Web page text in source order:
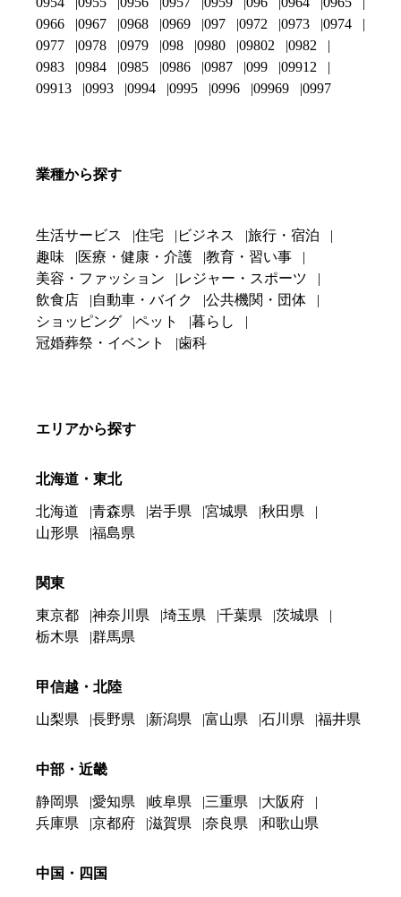
0966
0967 0968 0969 097 0972 0973
0974
0977
0978 0979 098 0980 09802
0982
0983
0984 0985 0986 0987 099
09912
09913
0993 0994 0995 0996 09969 0997
業種から探す
生活サービス 住宅 ビジネス
旅行・宿泊
趣味
医療・健康・介護
教育・習い事
美容・ファッション
レジャー・スポーツ
飲食店
自動車・バイク
公共機関・団体
ショッピング
ペット
暮らし
冠婚葬祭・イベント
歯科
エリアから探す
北海道・東北
北海道 青森県 岩手県 宮城県
秋田県
山形県
福島県
関東
東京都 神奈川県 埼玉県 千葉県
茨城県
栃木県
群馬県
甲信越・北陸
山梨県 長野県 新潟県 富山県 石川県 福井県
中部・近畿
静岡県 愛知県 岐阜県 三重県
大阪府
兵庫県
京都府 滋賀県 奈良県 和歌山県
中国・四国